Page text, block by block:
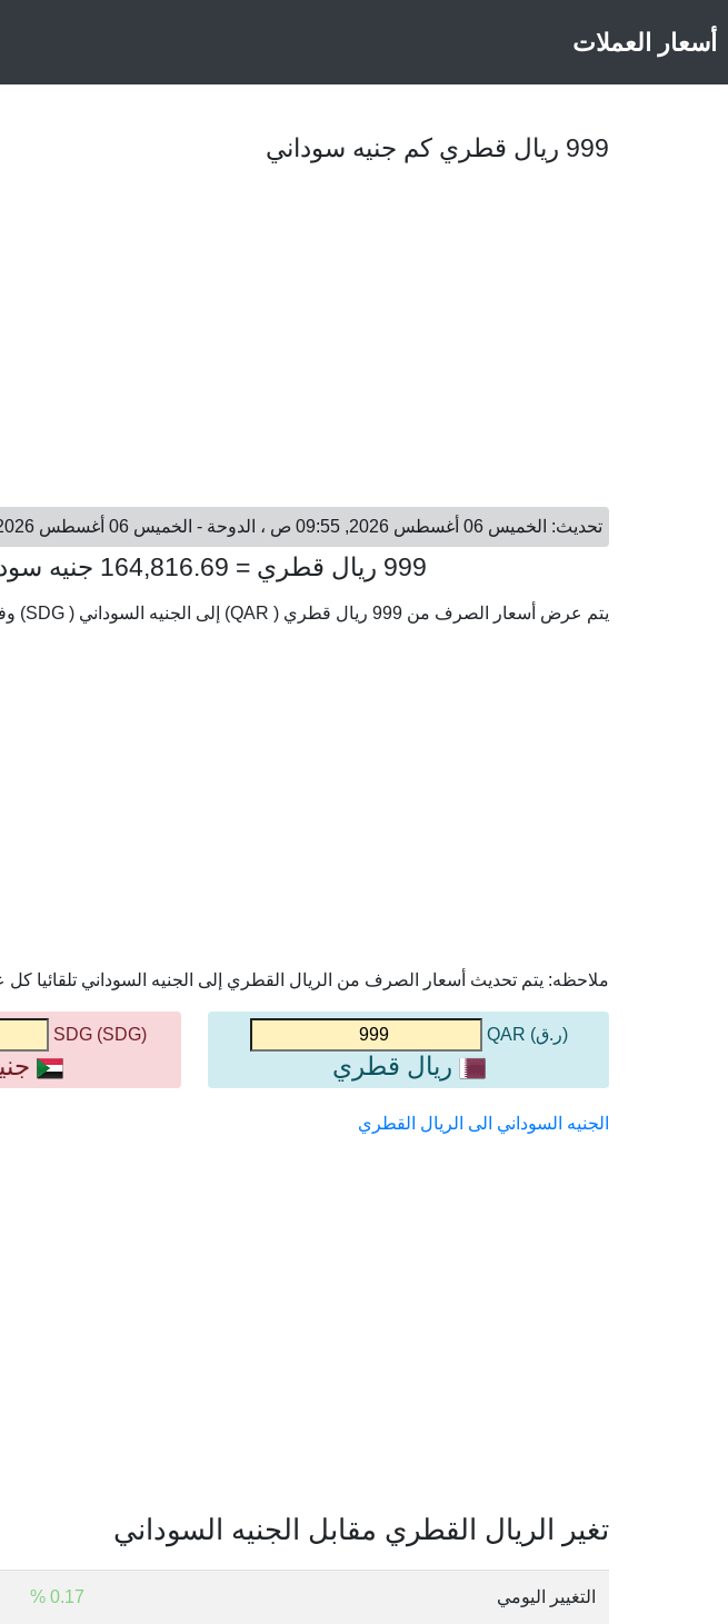
أسعار العملات
999 ريال قطري كم جنيه سوداني
تحديث: الخميس 06 أغسطس 2026, 09:55 ص ، الدوحة - الخميس 06 أغسطس 2026, 08:55 ص ، الخرطوم
999 ريال قطري = 164,816.69 جنيه سوداني
يتم عرض أسعار الصرف من 999 ريال قطري ( QAR) إلى الجنيه السوداني ( SDG) وفقا لأحدث أسعار الصرف.
ملاحظه: يتم تحديث أسعار الصرف من الريال القطري إلى الجنيه السوداني تلقائيا كل
(ر.ق) QAR
ريال قطري
(SDG) SDG
الجنيه السوداني الى الريال القطري
تغير الريال القطري مقابل الجنيه السوداني
التغيير اليومي 0.17 %